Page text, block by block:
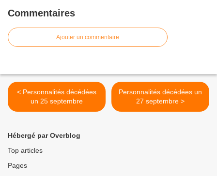
Commentaires
Ajouter un commentaire
< Personnalités décédées
un 25 septembre
Personnalités décédées un
27 septembre >
Hébergé par Overblog
Top articles
Pages